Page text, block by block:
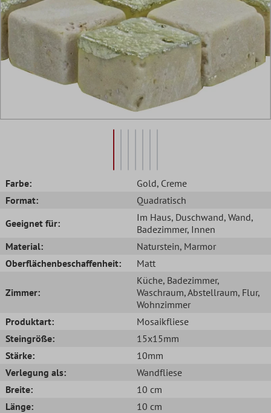
Farbe: Gold, Creme
Format:
Quadratisch
Geeignet für:
Im Haus, Duschwand, Wand,
Badezimmer, Innen
Material:
Naturstein, Marmor
Oberflächenbeschaffenheit:
Matt
Zimmer:
Küche, Badezimmer,
Waschraum, Abstellraum, Flur,
Wohnzimmer
Produktart:
Mosaikfliese
Steingröße:
15x15mm
Stärke:
10mm
Verlegung als:
Wandfliese
Breite:
10 cm
Länge:
10 cm